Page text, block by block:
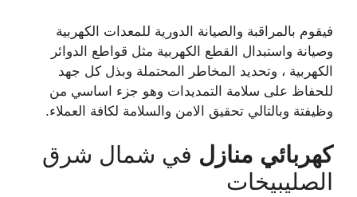
فيقوم بالمراقبة والصيانة الدورية للمعدات الكهربية
وصيانة واستبدال القطع الكهربية مثل قواطع الدوائر
الكهربية ، وتحديد المخاطر المحتملة وبذل كل جهد
للحفاظ على سلامة التمديدات وهو جزء اساسي من
وظيفتة وبالتالي تحقيق الامن والسلامة لكافة العملاء.
كهربائي منازل في شمال شرق
الصليبيخات